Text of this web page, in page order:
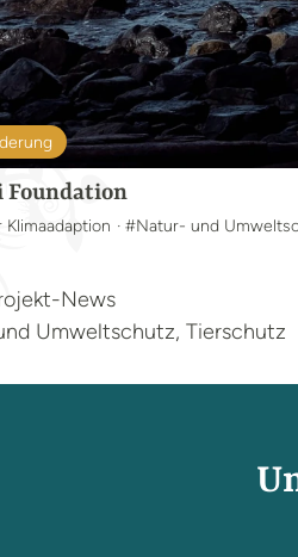
Foundation
· #Natur- und
News
Umweltschutz, Tierschutz